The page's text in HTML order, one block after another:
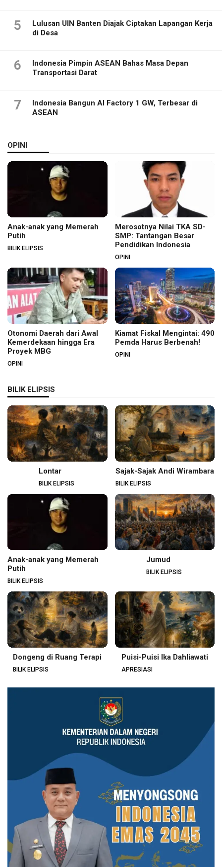
5
Lulusan UIN Banten Diajak Ciptakan Lapangan Kerja
di Desa
6
Indonesia Pimpin ASEAN Bahas Masa Depan
Transportasi Darat
7
Indonesia Bangun AI Factory 1 GW, Terbesar di
ASEAN
OPINI
Anak-anak yang Memerah
Putih
BILIK ELIPSIS
Merosotnya Nilai TKA SD-
SMP: Tantangan Besar
Pendidikan Indonesia
OPINI
Otonomi Daerah dari Awal
Kemerdekaan hingga Era
Proyek MBG
OPINI
Kiamat Fiskal Mengintai: 490
Pemda Harus Berbenah!
OPINI
BILIK ELIPSIS
Lontar
BILIK ELIPSIS
Sajak-Sajak Andi Wirambara
BILIK ELIPSIS
Anak-anak yang Memerah
Putih
BILIK ELIPSIS
Jumud
BILIK ELIPSIS
Dongeng di Ruang Terapi
BILIK ELIPSIS
Puisi-Puisi Ika Dahliawati
APRESIASI